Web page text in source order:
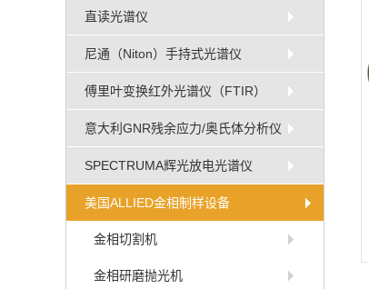
直读光谱仪
尼通（Niton）手持式光谱仪
傅里叶变换红外光谱仪（FTIR）
意大利GNR残余应力/奥氏体分析仪
SPECTRUMA辉光放电光谱仪
美国ALLIED金相制样设备
金相切割机
金相研磨抛光机